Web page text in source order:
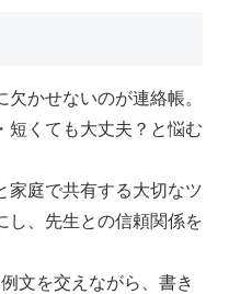
かせないのが連絡帳。
短くても大丈夫？と悩む
家庭で共有する大切なツ
し、先生との信頼関係を
文を交えながら、書き